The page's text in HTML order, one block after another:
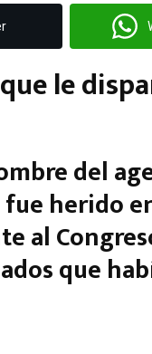
le
del
fue herido
al
que